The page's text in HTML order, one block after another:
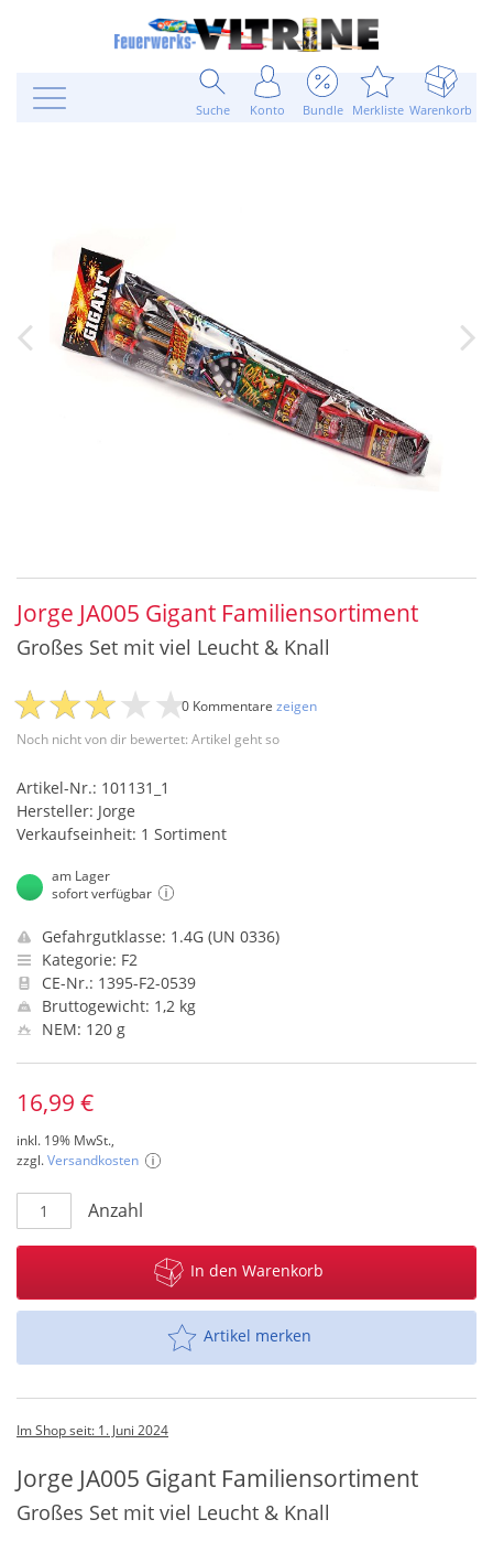
Suche Konto Bundle Merkliste Warenkorb
Jorge JA005 Gigant Familiensortiment
Großes Set mit viel Leucht & Knall
Noch nicht von dir bewertet: Artikel geht so
0 Kommentare zeigen
Artikel-Nr.: 101131_1
Hersteller: Jorge
Verkaufseinheit: 1 Sortiment
am Lager
sofort verfügbar
Gefahrgutklasse: 1.4G (UN 0336)
Kategorie: F2
CE-Nr.: 1395-F2-0539
Bruttogewicht: 1,2 kg
NEM: 120 g
16,99 €
inkl. 19% MwSt.,
zzgl.Versandkosten
Anzahl
In den Warenkorb
Artikel merken
Im Shop seit: 1. Juni 2024
Jorge JA005 Gigant Familiensortiment
Großes Set mit viel Leucht & Knall